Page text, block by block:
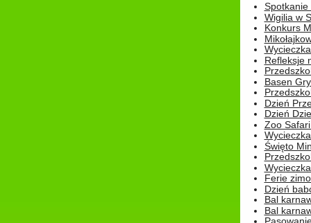
Spotkanie
Wigilia w
Konkurs
Refleksje
Basen
Dzień
Dzień
Zoo
Święto
Ferie
Dzień
Bal
Bal